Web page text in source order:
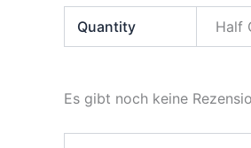
Quantity Half
Es gibt noch keine